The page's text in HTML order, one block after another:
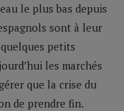
le plus bas depuis
sont à leur
petits
les marchés
que la crise du
de prendre fin.